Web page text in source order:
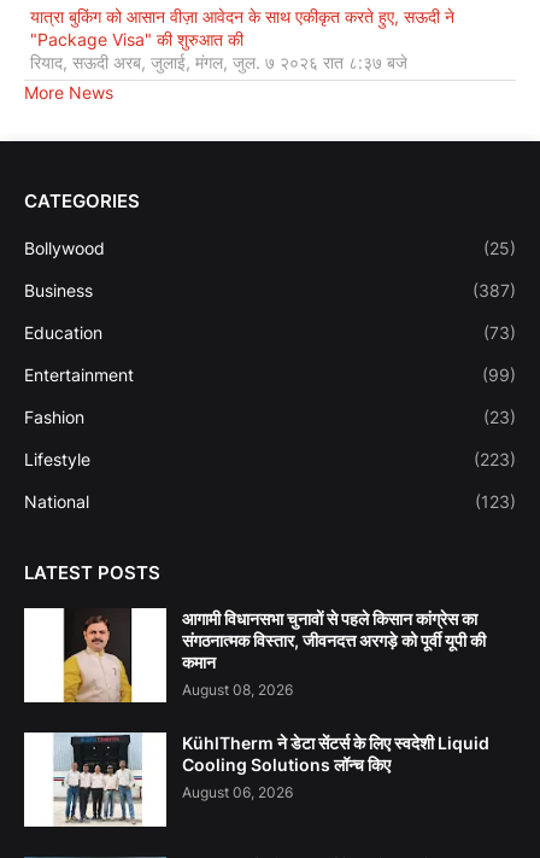
यात्रा बुकिंग को आसान वीज़ा आवेदन के साथ एकीकृत करते हुए, सऊदी ने
"Package Visa" की शुरुआत की
रियाद, सऊदी अरब, जुलाई, मंगल, जुल. ७ २०२६ रात ८:३७ बजे
More News
CATEGORIES
Bollywood (25)
Business (387)
Education (73)
Entertainment (99)
Fashion (23)
Lifestyle (223)
National (123)
LATEST POSTS
आगामी विधानसभा चुनावों से पहले किसान कांग्रेस का
संगठनात्मक विस्तार, जीवनदत्त अरगड़े को पूर्वी यूपी की
कमान
August 08, 2026
KühlTherm ने डेटा सेंटर्स के लिए स्वदेशी Liquid
Cooling Solutions लॉन्च किए
August 06, 2026